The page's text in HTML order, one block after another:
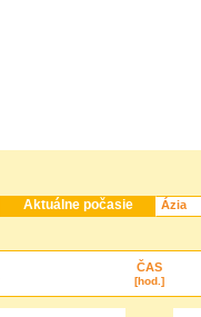
Aktuálne počasie
ČAS
[hod.]